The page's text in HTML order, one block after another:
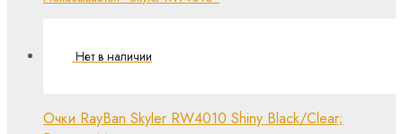
Очки RayBan Skyler RW4010 Shiny Black/Clear;